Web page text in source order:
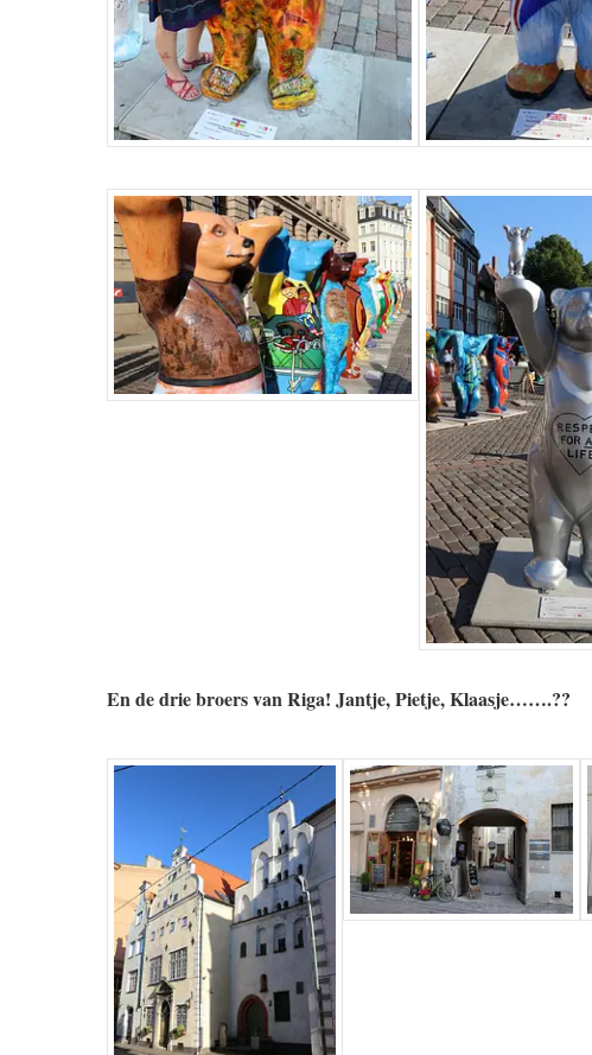
En de drie broers van Riga! Jantje, Pietje, Klaasje…….??